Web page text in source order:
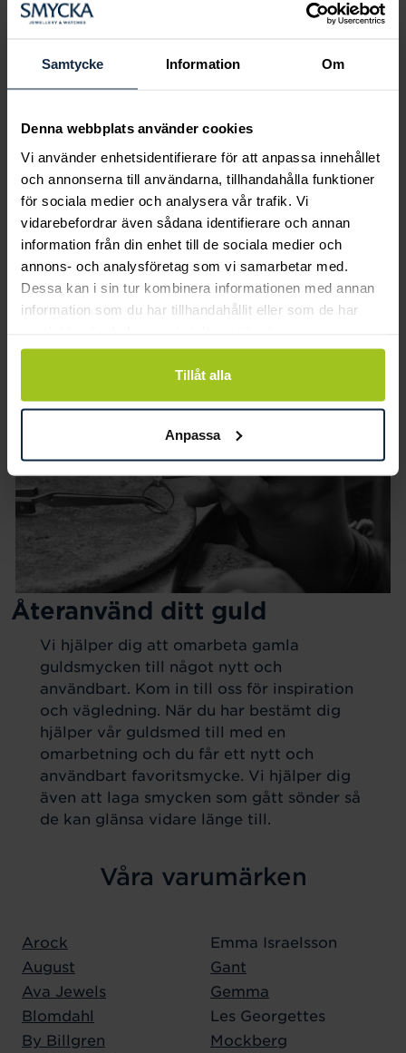
Samtycke Information Om
Denna webbplats använder cookies
Vi använder enhetsidentifierare för att anpassa innehållet
och annonserna till användarna, tillhandahålla funktioner
för sociala medier och analysera vår trafik. Vi
vidarebefordrar även sådana identifierare och annan
information från din enhet till de sociala medier och
annons- och analysföretag som vi samarbetar med.
Dessa kan i sin tur kombinera informationen med annan
information som du har tillhandahållit eller som de har
Tillåt alla
Anpassa
drömring för varje tillfälle i livet. Bokar du
perfekt för just din stil och smak.
Återanvänd ditt guld
Vi hjälper dig att omarbeta gamla
guldsmycken till något nytt och
användbart. Kom in till oss för inspiration
och vägledning. När du har bestämt dig
hjälper vår guldsmed till med en
omarbetning och du får ett nytt och
användbart favoritsmycke. Vi hjälper dig
även att laga smycken som gått sönder så
de kan glänsa vidare länge till.
Våra varumärken
Arock
August
Ava Jewels
Blomdahl
By Billgren
Emma Israelsson
Gant
Gemma
Les Georgettes
Mockberg